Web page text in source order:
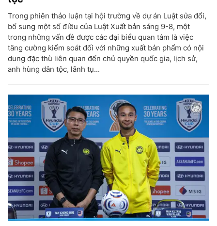
Trong phiên thảo luận tại hội trường về dự án Luật sửa đổi,
bổ sung một số điều của Luật Xuất bản sáng 9-8, một
trong những vấn đề được các đại biểu quan tâm là việc
tăng cường kiểm soát đối với những xuất bản phẩm có nội
dung đặc thù liên quan đến chủ quyền quốc gia, lịch sử,
anh hùng dân tộc, lãnh tụ...